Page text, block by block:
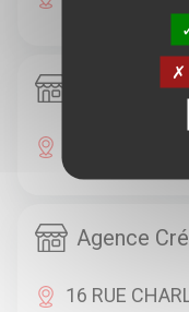
Agence
Agence
16 RUE